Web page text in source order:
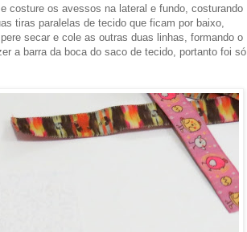
costure os avessos na lateral e fundo, costurando
tiras paralelas de tecido que ficam por baixo,
secar e cole as outras duas linhas, formando o
a barra da boca do saco de tecido, portanto foi só